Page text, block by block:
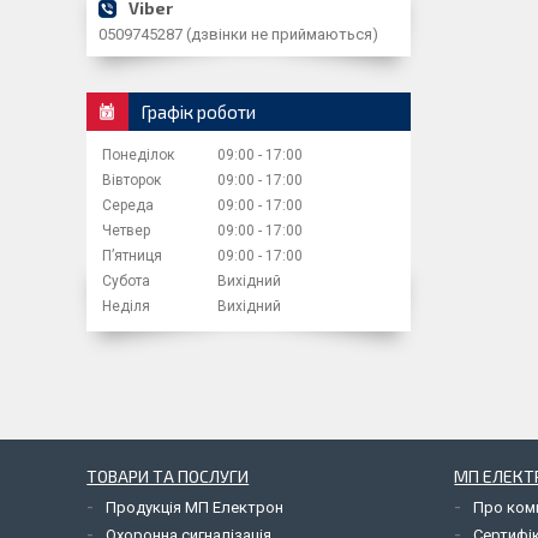
0509745287 (дзвінки не приймаються)
Графік роботи
Понеділок 09:00
17:00
Вівторок
09:00
17:00
Середа
09:00
17:00
Четвер
09:00
17:00
Пʼятниця
09:00
17:00
Субота
Вихідний
Неділя
Вихідний
ТОВАРИ ТА ПОСЛУГИ
Продукція МП Електрон
МП
Про